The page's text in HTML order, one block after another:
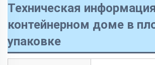
Техническая
контейнерном доме в
упаковке